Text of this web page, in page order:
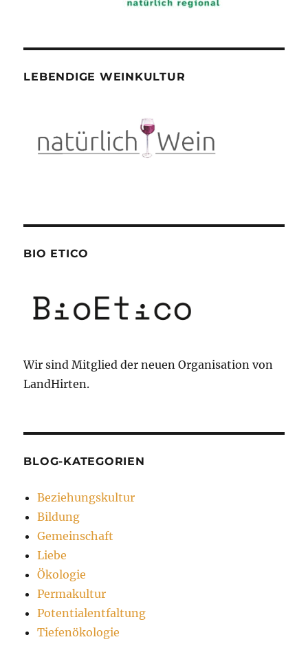
LEBENDIGE WEINKULTUR
BIO ETICO
Wir sind Mitglied der neuen Organisation von
LandHirten.
BLOG-KATEGORIEN
Beziehungskultur
Bildung
Gemeinschaft
Liebe
Ökologie
Permakultur
Potentialentfaltung
Tiefenökologie